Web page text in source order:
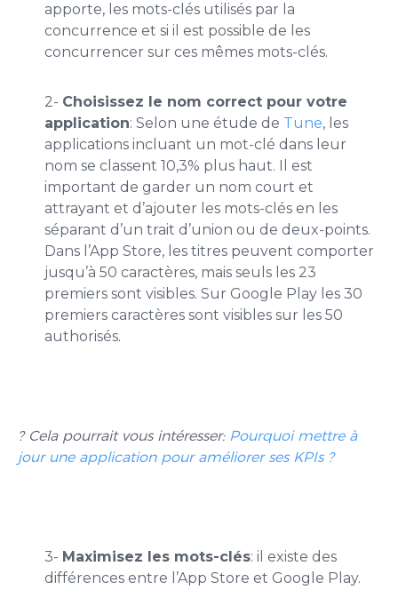
apporte, les mots-clés utilisés par la
concurrence et si il est possible de les
concurrencer sur ces mêmes mots-clés.
2- Choisissez le nom correct pour votre
application: Selon une étude de Tune, les
applications incluant un mot-clé dans leur
nom se classent 10,3% plus haut. Il est
important de garder un nom court et
attrayant et d’ajouter les mots-clés en les
séparant d’un trait d’union ou de deux-points.
Dans l’App Store, les titres peuvent comporter
jusqu’à 50 caractères, mais seuls les 23
premiers sont visibles. Sur Google Play les 30
premiers caractères sont visibles sur les 50
authorisés.
? Cela pourrait vous intéresser: Pourquoi mettre à
jour une application pour améliorer ses KPIs ?
3- Maximisez les mots-clés: il existe des
différences entre l’App Store et Google Play.